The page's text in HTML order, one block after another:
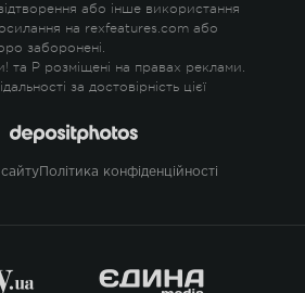
або інше використання
на rexfeatures.com або
заборонені.
! та P розміщені на правах реклами.
за достовірність цієї
Політика конфіденційності